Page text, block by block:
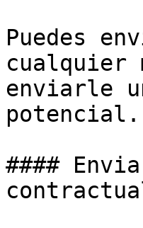
Puedes
cualquier
enviarle
potencial.
####